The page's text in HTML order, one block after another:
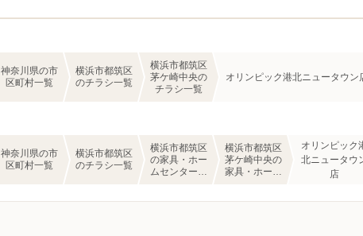
神奈川県の市
区町村一覧
横浜市都筑区
のチラシ一覧
横浜市都筑区
茅ケ崎中央の
チラシ一覧
オリンピック港北ニュータウン
神奈川県の市
区町村一覧
横浜市都筑区
のチラシ一覧
横浜市都筑区
の家具・ホー
ムセンターの
横浜市都筑区
茅ケ崎中央の
家具・ホーム
オリンピック
北ニュータウ
店